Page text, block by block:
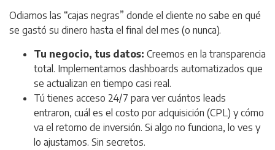
Odiamos las “cajas negras” donde el cliente no sabe en qué
se gastó su dinero hasta el final del mes (o nunca).
Tu negocio, tus datos: Creemos en la transparencia
total. Implementamos dashboards automatizados que
se actualizan en tiempo casi real.
Tú tienes acceso 24/7 para ver cuántos leads
entraron, cuál es el costo por adquisición (CPL) y cómo
va el retorno de inversión. Si algo no funciona, lo ves y
lo ajustamos. Sin secretos.